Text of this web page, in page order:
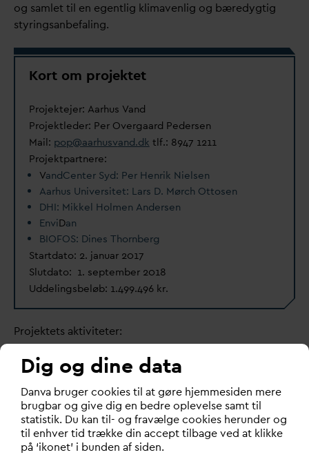
og samlet til en egentlig klimavenlig og bæredygtig
styringsanbefaling.
Kort om projektet
Projektejer: Aarhus Vand
Projektleder: Per Overgaard Pedersen
Mail: pop@aarhusvand.dk tlf.: 8947 1211
Projektpartnere:
VandCenter Syd: Per Henrik Nielsen
Aarhus Universitet: Lars D. Mørch Ottosen
DHI: Mikkel Holmen Andersen
EnviDan
BIOFOS: Dines Thornberg
Startdato: 2. januar 2017
Slutdato: 1. september 2018
Uddelingsbeløb: 1.499.496 kr.
Projektets aktiviteter:
Tilpasse analysemetoder til bestemmelse af
anammox-aktivitet i fuldskala
Udvikle og teste klimaoptimerede styringer af
sidestrøms-processen
Måle og dokumentere potentialet for
deammonifikations-processer i hovedstrømmen
Dig og dine data
Danva bruger cookies til at gøre hjemmesiden mere
brugbar og give dig en bedre oplevelse samt til
statistik. Du kan til- og fravælge cookies herunder og
til enhver tid trække din accept tilbage ved at klikke
på ‘ikonet’ i bunden af siden.